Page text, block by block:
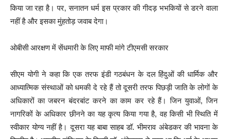
किया जा रहा है। पर, सनातन धर्म इस प्रकार की गीदड़ भभकियों से डरने वाला
नहीं है और इसका मुंहतोड़ जवाब देगा।
ओबीसी आरक्षण में सेंधमारी के लिए माफी मांगे टीएमसी सरकार
सीएम योगी ने कहा कि एक तरफ इंडी गठबंधन के दल हिंदुओं की धार्मिक और
आध्यात्मिक संस्थाओं को धमकी दे रहे हैं तो दूसरी तरफ पिछड़ी जाति के लोगों के
अधिकारों का जबरन बंदरबांट करने का काम कर रहे हैं। जिन युवाओं, जिन
नागरिकों के अधिकार छीनने का यह कृत्य किया गया है, वह किसी भी स्थिति में
स्वीकार योग्य नहीं है। दूसरा यह बाबा साहब डॉ. भीमराव अंबेडकर की भावना के